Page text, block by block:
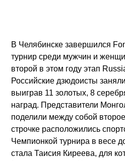
Радио «Движение» -
радиостанция на русском языке.
спорта, интервью, аналитика,
спорта. В сетке вещания - время
Проект ИА «Репорт-Информ».
В Челябинске завершился
турнир среди мужчин и
второй в этом году этап
Российские дзюдоисты
выиграв 11 золотых, 8
наград. Представители
поделили между собой
строчке расположились
Чемпионкой турнира в весе
стала Таисия Киреева, для